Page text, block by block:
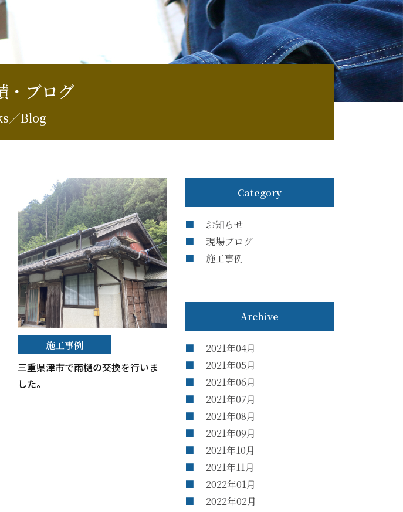
・ブログ
／Blog
施工事例
三重県津市で雨樋の交換を行いま
した。
Category
お知らせ
現場ブログ
施工事例
Archive
2021年04月
2021年05月
2021年06月
2021年07月
2021年08月
2021年09月
2021年10月
2021年11月
2022年01月
2022年02月